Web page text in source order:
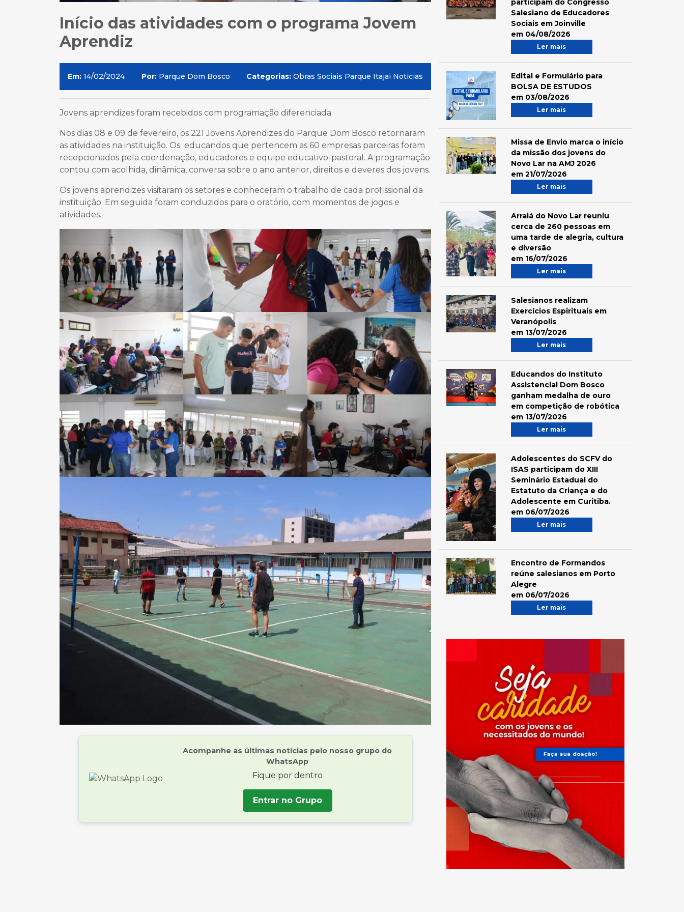
Início das atividades com o programa Jovem
Aprendiz
Em: 14/02/2024 Por: Parque Dom Bosco Categorias: Obras Sociais Parque Itajai Noticias
Jovens aprendizes foram recebidos com programação diferenciada
Nos dias 08 e 09 de fevereiro, os 221 Jovens Aprendizes do Parque Dom Bosco retornaram
as atividades na instituição. Os educandos que pertencem as 60 empresas parceiras foram
recepcionados pela coordenação, educadores e equipe educativo-pastoral. A programação
contou com acolhida, dinâmica, conversa sobre o ano anterior, direitos e deveres dos jovens.
Os jovens aprendizes visitaram os setores e conheceram o trabalho de cada profissional da
instituição. Em seguida foram conduzidos para o oratório, com momentos de jogos e
atividades.
Acompanhe as últimas notícias pelo nosso grupo do
WhatsApp
Fique por dentro
Entrar no Grupo
participam do Congresso
Salesiano de Educadores
Sociais em Joinville
em 04/08/2026
Ler mais
Edital e Formulário para
BOLSA DE ESTUDOS
em 03/08/2026
Ler mais
Missa de Envio marca o início
da missão dos jovens do
Novo Lar na AMJ 2026
em 21/07/2026
Ler mais
Arraiá do Novo Lar reuniu
cerca de 260 pessoas em
uma tarde de alegria, cultura
e diversão
em 16/07/2026
Ler mais
Salesianos realizam
Exercícios Espirituais em
Veranópolis
em 13/07/2026
Ler mais
Educandos do Instituto
Assistencial Dom Bosco
ganham medalha de ouro
em competição de robótica
em 13/07/2026
Ler mais
Adolescentes do SCFV do
ISAS participam do XIII
Seminário Estadual do
Estatuto da Criança e do
Adolescente em Curitiba.
em 06/07/2026
Ler mais
Encontro de Formandos
reúne salesianos em Porto
Alegre
em 06/07/2026
Ler mais